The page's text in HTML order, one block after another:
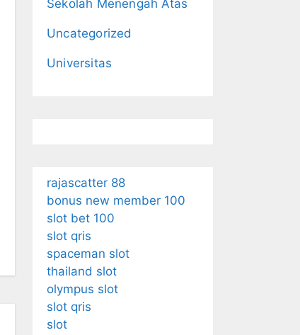
Sekolah Menengah Atas
Uncategorized
Universitas
rajascatter 88
bonus new member 100
slot bet 100
slot qris
spaceman slot
thailand slot
olympus slot
slot qris
slot